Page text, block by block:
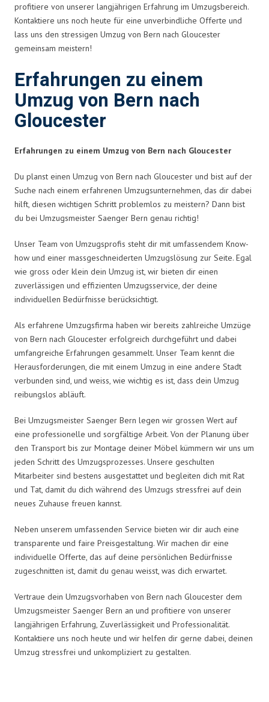
profitiere von unserer langjährigen Erfahrung im Umzugsbereich.
Kontaktiere uns noch heute für eine unverbindliche Offerte und
lass uns den stressigen Umzug von Bern nach Gloucester
gemeinsam meistern!
Erfahrungen zu einem
Umzug von Bern nach
Gloucester
Erfahrungen zu einem Umzug von Bern nach Gloucester
Du planst einen Umzug von Bern nach Gloucester und bist auf der
Suche nach einem erfahrenen Umzugsunternehmen, das dir dabei
hilft, diesen wichtigen Schritt problemlos zu meistern? Dann bist
du bei Umzugsmeister Saenger Bern genau richtig!
Unser Team von Umzugsprofis steht dir mit umfassendem Know-
how und einer massgeschneiderten Umzugslösung zur Seite. Egal
wie gross oder klein dein Umzug ist, wir bieten dir einen
zuverlässigen und effizienten Umzugsservice, der deine
individuellen Bedürfnisse berücksichtigt.
Als erfahrene Umzugsfirma haben wir bereits zahlreiche Umzüge
von Bern nach Gloucester erfolgreich durchgeführt und dabei
umfangreiche Erfahrungen gesammelt. Unser Team kennt die
Herausforderungen, die mit einem Umzug in eine andere Stadt
verbunden sind, und weiss, wie wichtig es ist, dass dein Umzug
reibungslos abläuft.
Bei Umzugsmeister Saenger Bern legen wir grossen Wert auf
eine professionelle und sorgfältige Arbeit. Von der Planung über
den Transport bis zur Montage deiner Möbel kümmern wir uns um
jeden Schritt des Umzugsprozesses. Unsere geschulten
Mitarbeiter sind bestens ausgestattet und begleiten dich mit Rat
und Tat, damit du dich während des Umzugs stressfrei auf dein
neues Zuhause freuen kannst.
Neben unserem umfassenden Service bieten wir dir auch eine
transparente und faire Preisgestaltung. Wir machen dir eine
individuelle Offerte, das auf deine persönlichen Bedürfnisse
zugeschnitten ist, damit du genau weisst, was dich erwartet.
Vertraue dein Umzugsvorhaben von Bern nach Gloucester dem
Umzugsmeister Saenger Bern an und profitiere von unserer
langjährigen Erfahrung, Zuverlässigkeit und Professionalität.
Kontaktiere uns noch heute und wir helfen dir gerne dabei, deinen
Umzug stressfrei und unkompliziert zu gestalten.